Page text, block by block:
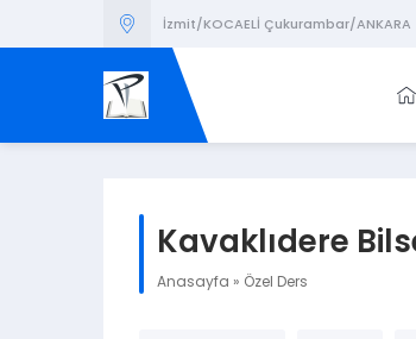
İzmit/KOCAELİ Çukurambar/ANKARA
Kavaklıdere
Anasayfa » Özel Ders